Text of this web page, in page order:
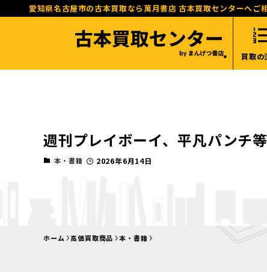
愛知県名古屋市の古本買取なら萬月書店 古本買取センターへご
買取の
週刊プレイボーイ、平凡パンチ
本・書籍 2026年6月14日
ホーム 高価買取商品 本・書籍